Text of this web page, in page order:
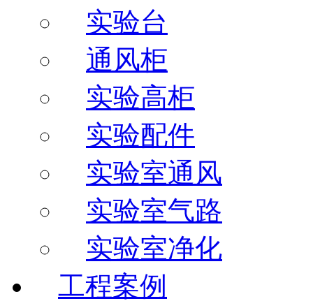
实验台
通风柜
实验高柜
实验配件
实验室通风
实验室气路
实验室净化
工程案例